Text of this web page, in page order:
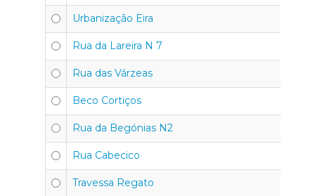
Urbanização Eira
Rua da Lareira N 7
Rua das Várzeas
Beco Cortiços
Rua da Begónias N2
Rua Cabecico
Travessa Regato